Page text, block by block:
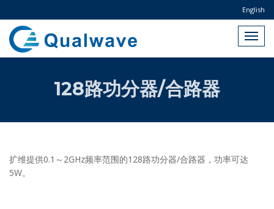
English
128路功分器/合路器
扩维提供0.1～2GHz频率范围的128路功分器/合路器，功率可达
5W。